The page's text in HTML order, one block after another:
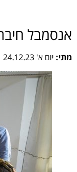
אנסמבל
מתי: יום א' 24.12.23